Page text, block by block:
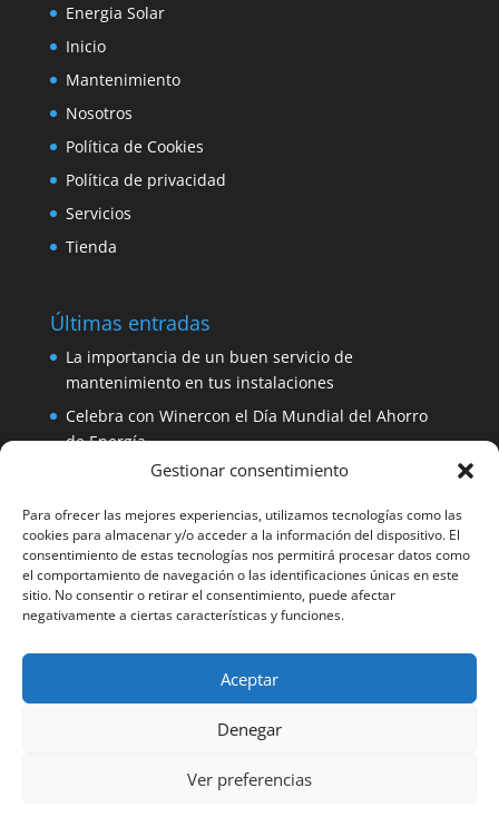
Gestionar consentimiento
Para ofrecer las mejores experiencias, utilizamos tecnologías como las
cookies para almacenar y/o acceder a la información del dispositivo. El
consentimiento de estas tecnologías nos permitirá procesar datos como
el comportamiento de navegación o las identificaciones únicas en este
sitio. No consentir o retirar el consentimiento, puede afectar
negativamente a ciertas características y funciones.
Aceptar
Denegar
Ver preferencias
Energia Solar
Inicio
Mantenimiento
Nosotros
Política de Cookies
Política de privacidad
Servicios
Tienda
Últimas entradas
La importancia de un buen servicio de
mantenimiento en tus instalaciones
Celebra con Winercon el Día Mundial del Ahorro
de Energía
Placa solar 330W 24V Amerisolar por sólo 137
iDialog: protege tus equipos con un SAI de fácil
instalación
Aerogenerador 1500W de Winercon: perfecto para
pequeñas viviendas